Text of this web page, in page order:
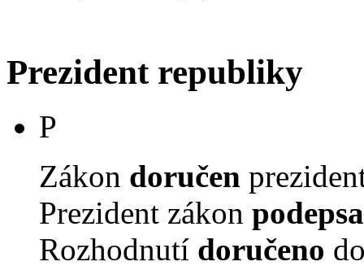
Prezident republiky
P
Zákon doručen
Prezident zákon
Rozhodnutí doručeno